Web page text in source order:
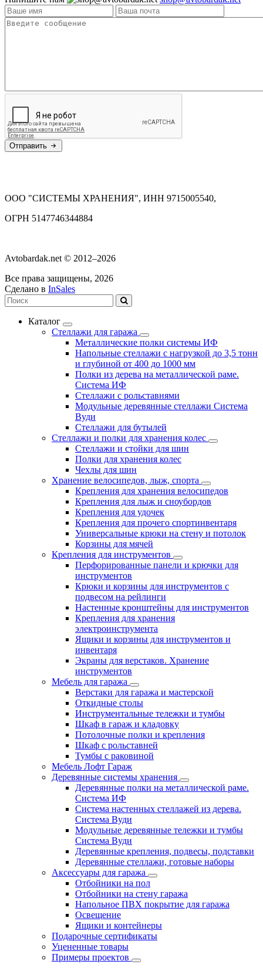
Отправить
ООО "СИСТЕМЫ ХРАНЕНИЯ", ИНН 9715005540,
ОГРН 5147746344884
Avtobardak.net © 2012–2026
Все права защищены, 2026
Сделано в InSales
Каталог
Стеллажи для гаража
Металлические полки системы ИФ
Напольные стеллажи с нагрузкой до 3,5 тонн
и глубиной от 400 до 1000 мм
Полки из дерева на металлической раме.
Система ИФ
Стеллажи с рольставнями
Модульные деревянные стеллажи Система
Вуди
Стеллажи для бутылей
Стеллажи и полки для хранения колес
Стеллажи и стойки для шин
Полки для хранения колес
Чехлы для шин
Хранение велосипедов, лыж, спорта
Крепления для хранения велосипедов
Крепления для лыж и сноубордов
Крепления для удочек
Крепления для прочего спортинвентаря
Универсальные крюки на стену и потолок
Корзины для мячей
Крепления для инструментов
Перфорированные панели и крючки для
инструментов
Крюки и корзины для инструментов с
подвесом на рейлинги
Настенные кронштейны для инструментов
Крепления для хранения
электроинструмента
Ящики и корзины для инструментов и
инвентаря
Экраны для верстаков. Хранение
инструментов
Мебель для гаража
Верстаки для гаража и мастерской
Откидные столы
Инструментальные тележки и тумбы
Шкаф в гараж и кладовку
Потолочные полки и крепления
Шкаф с рольставней
Тумбы с раковиной
Мебель Лофт Гараж
Деревянные системы хранения
Деревянные полки на металлической раме.
Система ИФ
Система настенных стеллажей из дерева.
Система Вуди
Модульные деревянные тележки и тумбы
Система Вуди
Деревянные крепления, подвесы, подставки
Деревянные стеллажи, готовые наборы
Аксессуары для гаража
Отбойники на пол
Отбойники на стену гаража
Напольное ПВХ покрытие для гаража
Освещение
Ящики и контейнеры
Подарочные сертификаты
Уцененные товары
Примеры проектов